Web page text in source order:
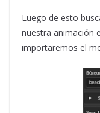
Luego de esto
nuestra animación
importaremos el